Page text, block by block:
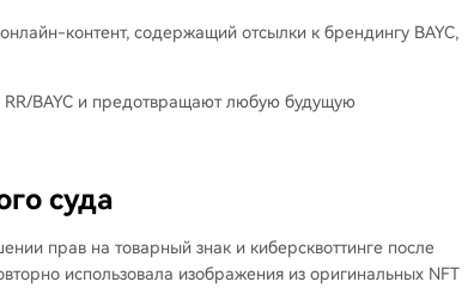
контент, содержащий отсылки к брендингу BAYC,
BAYC и предотвращают любую будущую
суда
прав на товарный знак и киберсквоттинге после
использовала изображения из оригинальных NFT